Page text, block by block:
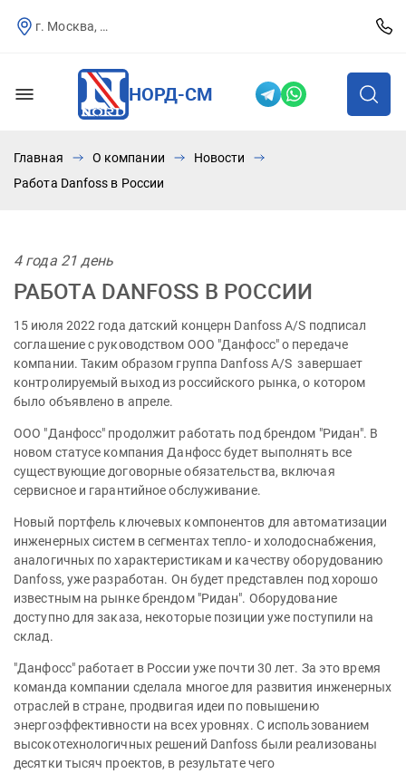
г. Москва, Севастопольский пр-т, д.25
НОРД-СМ
Главная О компании
Новости
Работа Danfoss в России
4 года 21 день
РАБОТА DANFOSS В РОССИИ
15 июля 2022 года датский концерн Danfoss A/S подписал
соглашение с руководством ООО "Данфосс" о передаче
компании. Таким образом группа Danfoss A/S завершает
контролируемый выход из российского рынка, о котором
было объявлено в апреле.
ООО "Данфосс" продолжит работать под брендом "Ридан". В
новом статусе компания Данфосс будет выполнять все
существующие договорные обязательства, включая
сервисное и гарантийное обслуживание.
Новый портфель ключевых компонентов для автоматизации
инженерных систем в сегментах тепло- и холодоснабжения,
аналогичных по характеристикам и качеству оборудованию
Danfoss, уже разработан. Он будет представлен под хорошо
известным на рынке брендом "Ридан". Оборудование
доступно для заказа, некоторые позиции уже поступили на
склад.
"Данфосс" работает в России уже почти 30 лет. За это время
команда компании сделала многое для развития инженерных
отраслей в стране, продвигая идеи по повышению
энергоэффективности на всех уровнях. С использованием
высокотехнологичных решений Danfoss были реализованы
десятки тысяч проектов, в результате чего